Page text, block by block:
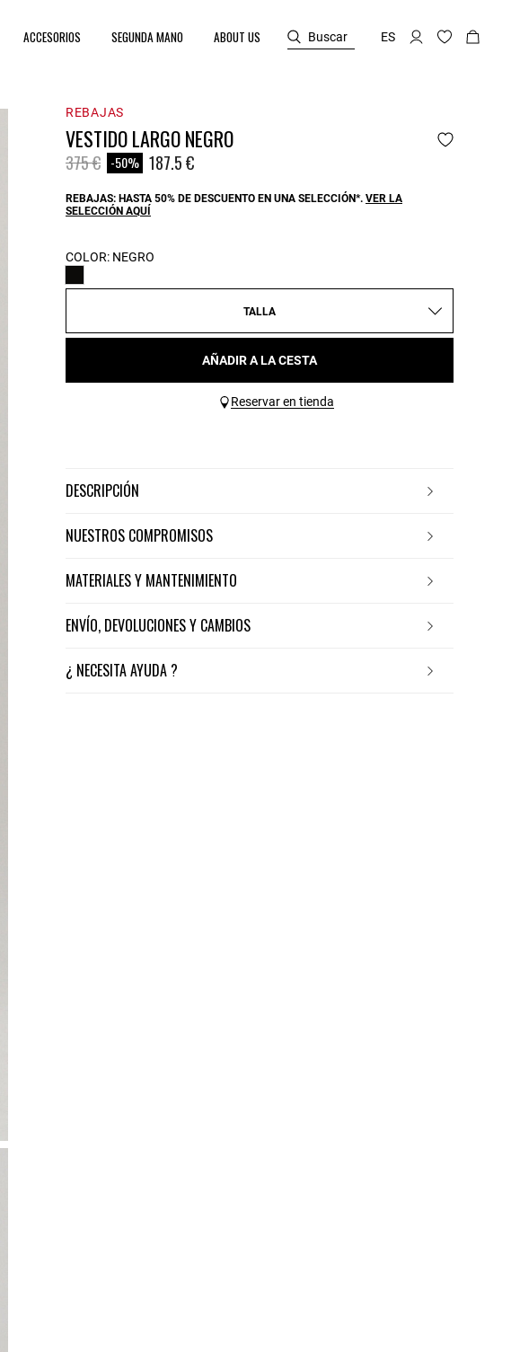
ACCESORIOS SEGUNDA MANO ABOUT US Buscar ES
REBAJAS
VESTIDO LARGO NEGRO
Price reduced from
375 €to-50% 187.5 €
REBAJAS: HASTA 50% DE DESCUENTO EN UNA SELECCIÓN*. VER LA
SELECCIÓN AQUÍ
COLOR: NEGRO
TALLA
AÑADIR A LA CESTA
Reservar en tienda
DESCRIPCIÓN
NUESTROS COMPROMISOS
MATERIALES Y MANTENIMIENTO
ENVÍO, DEVOLUCIONES Y CAMBIOS
¿ NECESITA AYUDA ?